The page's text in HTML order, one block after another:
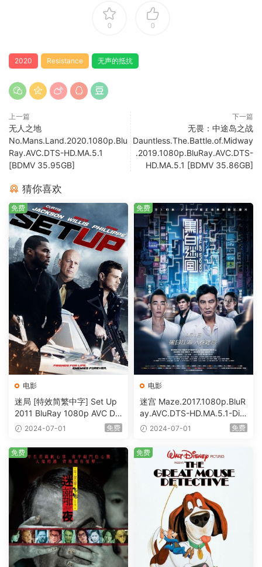
0 0
2020 Resistance 无声的抵抗
上一篇
无人之地
No.Mans.Land.2020.1080p.Blu
Ray.AVC.DTS-HD.MA.5.1
[BDMV 35.95GB]
下一篇
无畏：中途岛之战
Dauntless.The.Battle.of.Midway
.2019.1080p.BluRay.AVC.DTS-
HD.MA.5.1 [BDMV 35.86GB]
猜你喜欢
电影
迷局 [特效简繁中字] Set Up
2011 BluRay 1080p AVC DT
S-HD MA5.1-shhaclm@CHD
2024-07-01 免费
免费
电影
迷宫 Maze.2017.1080p.BluR
ay.AVC.DTS-HD.MA.5.1-DiY
@HDHome [BDISO 19.7GB]
2024-07-01 免费
免费
免费 免费